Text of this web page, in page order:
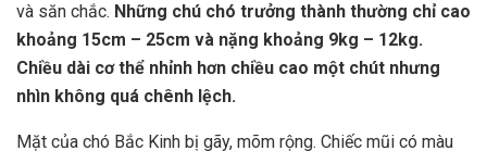
và săn chắc. Những chú chó trưởng thành thường chỉ cao
khoảng 15cm – 25cm và nặng khoảng 9kg – 12kg.
Chiều dài cơ thể nhỉnh hơn chiều cao một chút nhưng
nhìn không quá chênh lệch.
Mặt của chó Bắc Kinh bị gãy, mõm rộng. Chiếc mũi có màu